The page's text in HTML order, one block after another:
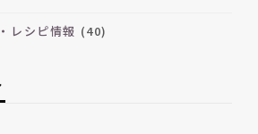
レシピ情報 (40)